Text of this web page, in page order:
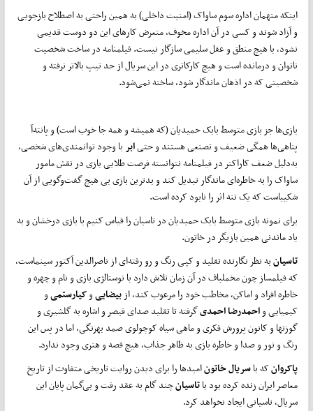
اینکه متهمان اداره سوم ساواک (امنیت داخلی) به همین راحتی به اصطلاح بازجویی
و آزاد شوند و کسی در آن اداره مخوف، متعرض کارهای این دو دوست قدیمی
نشود، با هیچ منطق و عقل سلیمی سازگار نیست. فیلمنامه در ساخت شخصیت
ناتوان و درمانده است و هیچ کارکاتری در این سریال از حد تیپ بالاتر نرفته و
شخصیتی که در اذهان ماندگار شود، ساخته نمی‌شود.
بازی‌ها جز بازی متوسط بابک حمیدیان (که همیشه و همه جا خوب است) و پانته‌آ
پناهی‌ها همگی ضعیف و تصنعی هستند و حتیابربا وجود توانمندی‌های شخصی،
به‌دلیل ضعف کاراکتر در فیلمنامه نتوانسته فرصت طلایی بازی در نقش مامور
ساواک را به خاطره‌ای ماندگار تبدیل کند و بدترین بازی بی هیچ گفت‌وگویی از آن
شکیباست که یک تنه اثر را نابود کرده است.
برای نمونه بازی متوسط بابک حمیدیان در تاسیان را قیاس کنیم با بازی درخشان و به
یاد ماندنی همین بازیگر در خاتون.
تاسیانبه نظر نگارنده تقلید و کپی رنگ و رو رفته‌ای از ناصرالدین آکتور سینماست،
که فیلمساز چون مخملباف در آن زمان تلاش دارد با نوستالژی بازی و نام و چهره و
خاطره افراد و اماکن، مخاطب خود را مرعوب کند، از بیضاییوکیارستمیو
کیمیایی واحمدرضا احمدیگرفته تا تقلید صدای قیصر و اشاره به گلشیری و
گوزنها و کانون پرورش فکری و ماهی سیاه کوچولوی صمد بهرنگی، اما در پس این
رنگ و نور و صدا و خاطره بازی به ظاهر جذاب، هیچ قصه و هنری وجود ندارد.
پاکروانکه باسریال خاتونامیدها را برای دیدن روایت تاریخی متفاوت از تاریخ
معاصر ایران زنده کرده بود باتاسیانچند گام به عقد رفت و بی‌گمان پایان این
سریال، تاسیانی ایجاد نخواهد کرد.